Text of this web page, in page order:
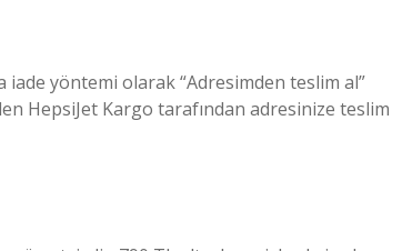
yöntemi olarak “Adresimden teslim al”
HepsiJet Kargo tarafından adresinize teslim